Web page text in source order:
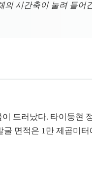
시간축이 눌려 들
드러났다. 타이둥현
굴 면적은 1만 제곱미